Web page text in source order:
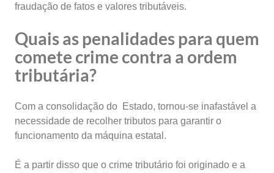
fraudação de fatos e valores tributáveis.
Quais as penalidades para quem
comete crime contra a ordem
tributária?
Com a consolidação do Estado, tornou-se inafastável a
necessidade de recolher tributos para garantir o
funcionamento da máquina estatal.
É a partir disso que o crime tributário foi originado e a